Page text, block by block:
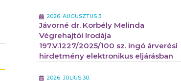
2026. AUGUSZTUS 3.
Jávorné dr. Korbély Melinda
Végrehajtói Irodája
197.V.1227/2025/100 sz. ingó árverési
hirdetmény elektronikus eljárásban
2026. JÚLIUS 30.